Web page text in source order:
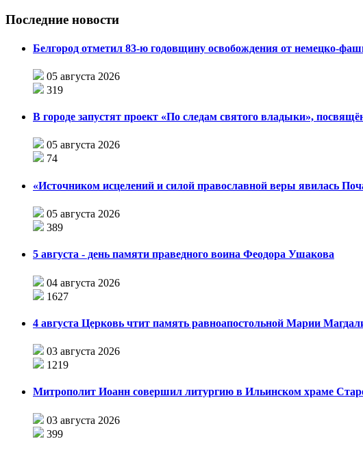
Последние новости
Белгород отметил 83-ю годовщину освобождения от немецко-
05 августа 2026
319
В городе запустят проект «По следам святого владыки»,
05 августа 2026
74
«Источником исцелений и силой православной веры явилась
05 августа 2026
389
5 августа - день памяти праведного воина Феодора Ушакова
04 августа 2026
1627
4 августа Церковь чтит память равноапостольной Марии
03 августа 2026
1219
Митрополит Иоанн совершил литургию в Ильинском храме
03 августа 2026
399